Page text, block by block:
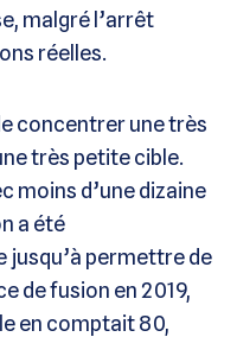
malgré l’arrêt
réelles.
concentrer une très
très petite cible.
moins d’une dizaine
a été
permettre de
de fusion en 2019,
en comptait 80,